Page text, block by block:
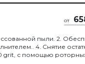
от
пыли. 2.
4. Снятие
grit, с помощью